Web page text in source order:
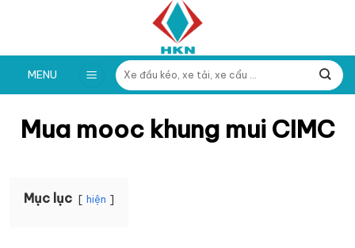
MENU
Tìm
kiếm:
Mua mooc khung mui CIMC
Mục lục hiện